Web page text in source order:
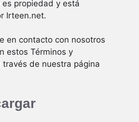
propiedad y está
Irteen.net.
en contacto con nosotros
estos Términos y
través de nuestra página